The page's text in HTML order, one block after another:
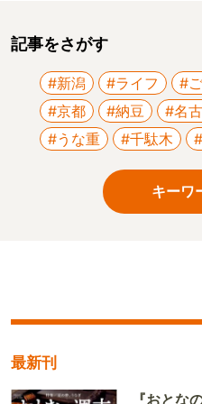
記事をさがす
#新潟 #ライフ #
#京都
#納豆 #名
#うな重
#千駄木
キーワ
最新刊
『おとな